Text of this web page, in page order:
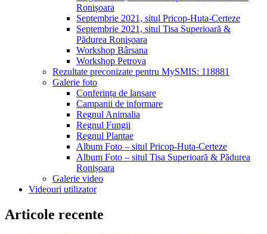
Ronișoara
Septembrie 2021, situl Pricop-Huta-Certeze
Septembrie 2021, situl Tisa Superioară &
Pădurea Ronișoara
Workshop Bârsana
Workshop Petrova
Rezultate preconizate pentru MySMIS: 118881
Galerie foto
Conferința de lansare
Campanii de informare
Regnul Animalia
Regnul Fungii
Regnul Plantae
Album Foto – situl Pricop-Huta-Certeze
Album Foto – situl Tisa Superioară & Pădurea
Ronișoara
Galerie video
Videouri utilizator
Articole recente